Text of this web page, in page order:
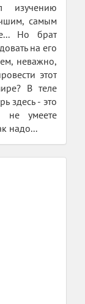
самым
Но брат
на его
неважно,
этот
В теле
здесь - это
не умеете
надо...